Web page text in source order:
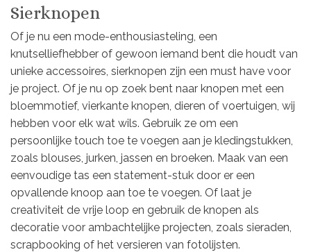
Sierknopen
Of je nu een mode-enthousiasteling, een
knutselliefhebber of gewoon iemand bent die houdt van
unieke accessoires, sierknopen zijn een must have voor
je project. Of je nu op zoek bent naar knopen met een
bloemmotief, vierkante knopen, dieren of voertuigen, wij
hebben voor elk wat wils. Gebruik ze om een
persoonlijke touch toe te voegen aan je kledingstukken,
zoals blouses, jurken, jassen en broeken. Maak van een
eenvoudige tas een statement-stuk door er een
opvallende knoop aan toe te voegen. Of laat je
creativiteit de vrije loop en gebruik de knopen als
decoratie voor ambachtelijke projecten, zoals sieraden,
scrapbooking of het versieren van fotolijsten.